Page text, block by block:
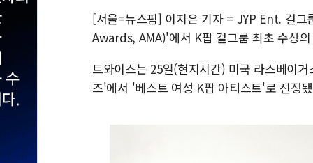
[서울=뉴스핌] 이지은 기자 = JYP Ent. 걸
Awards, AMA)'에서 K팝 걸그룹 최초 수상
트와이스는 25일(현지시간) 미국 라스베이
즈'에서 '베스트 여성 K팝 아티스트'로 선정